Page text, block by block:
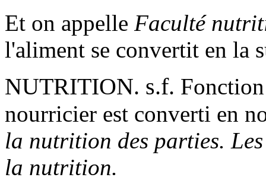
Et on appelle Faculté
l'aliment se convertit en la
NUTRITION. s.f.
nourricier est converti en
la nutrition des parties.
la nutrition.